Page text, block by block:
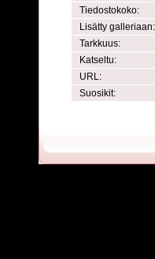
Tiedostokoko:
Lisätty galleriaan:
Tarkkuus:
Katseltu:
URL:
Suosikit: